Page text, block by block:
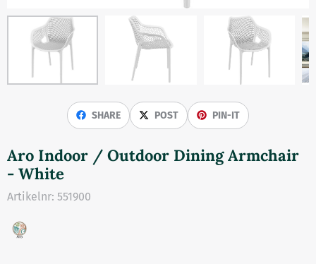
SHARE POST PIN-IT
Aro Indoor / Outdoor Dining Armchair
- White
Artikelnr: 551900